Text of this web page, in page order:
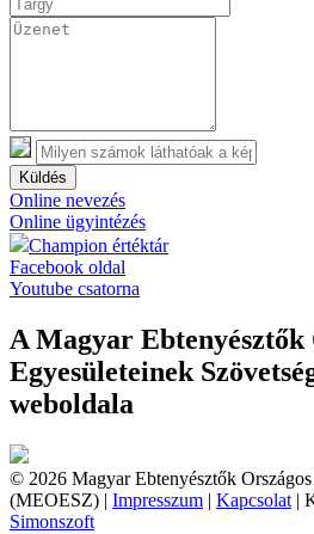
Küldés
Online nevezés
Online ügyintézés
Champion értéktár
Facebook oldal
Youtube csatorna
A Magyar Ebtenyésztők
Egyesületeinek
weboldala
© 2026 Magyar Ebtenyésztők
(MEOESZ) | Impresszum | Kapcsolat |
Simonszoft